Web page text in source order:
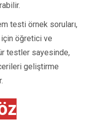
testi örnek soruları,
öğretici ve
testler sayesinde,
geliştirme